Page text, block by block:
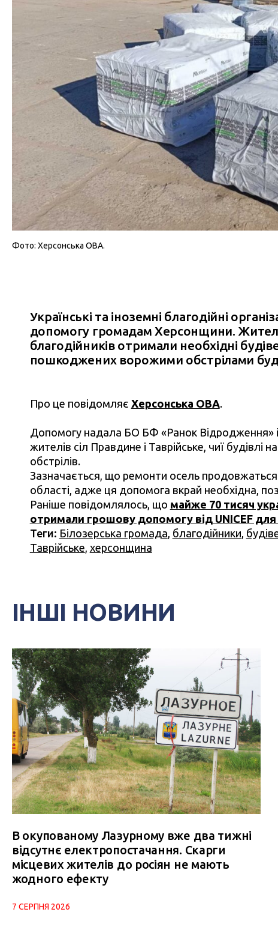
Фото: Херсонська ОВА.
Українські та іноземні благодійні
допомогу громадам Херсонщини.
благодійників отримали необхідні
пошкоджених ворожими обстрілами
Про це повідомляє Херсонська ОВА.
Допомогу надала БО БФ «Ранок Відродження»
жителів сіл Правдине і Таврійське, чиї будівлі
обстрілів.
Зазначається, що ремонти осель продовжаться
області, адже ця допомога вкрай необхідна,
Раніше повідомлялось, що майже 70 тисяч
отримали грошову допомогу від UNICEF
Теги: Білозерська громада, благодійники,
Таврійське, херсонщина
ІНШІ НОВИНИ
В окупованому Лазурному вже два тижні
відсутнє електропостачання. Скарги
місцевих жителів до росіян не мають
жодного ефекту
7 СЕРПНЯ 2026